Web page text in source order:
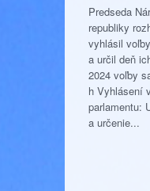
Predseda
republiky
vyhlásil
a určil deň
2024 voľby
h Vyhlásení
parlamentu:
a určenie...